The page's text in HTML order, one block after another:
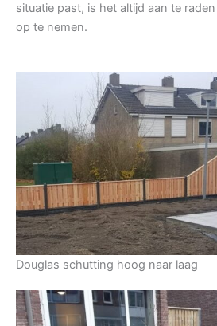
situatie past, is het altijd aan te
op te nemen.
Douglas schutting hoog naar laag